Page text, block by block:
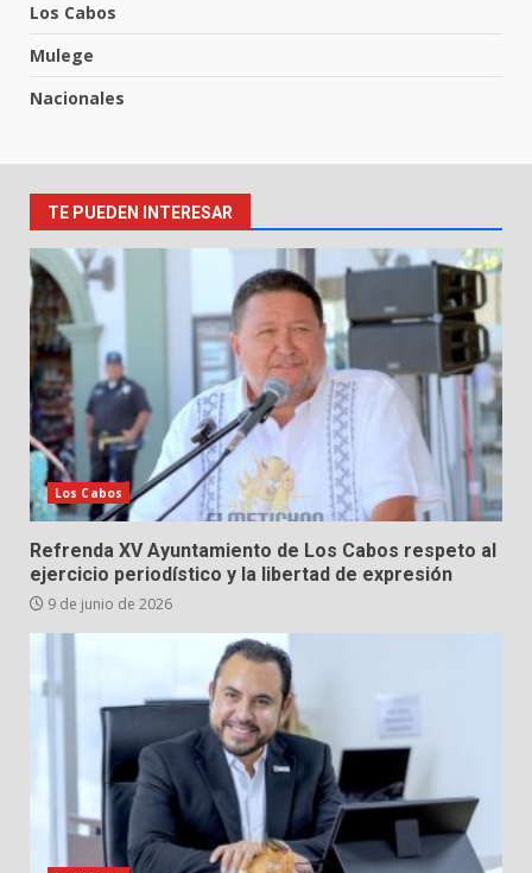
Los Cabos
Mulege
Nacionales
TE PUEDEN INTERESAR
Los Cabos
Refrenda XV Ayuntamiento de Los Cabos respeto al
ejercicio periodístico y la libertad de expresión
9 de junio de 2026